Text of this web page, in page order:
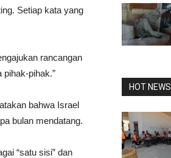
Setiap kata yang
rancangan
pihak-pihak.”
bahwa Israel
bulan mendatang.
“satu sisi” dan
HOT NEWS